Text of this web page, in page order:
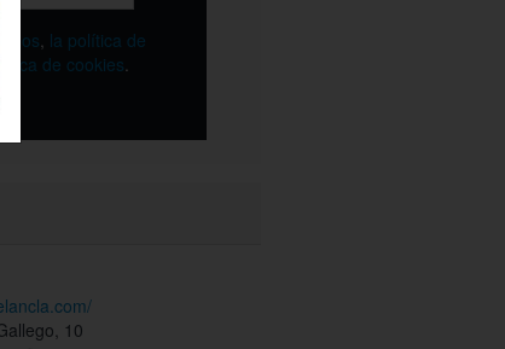
, la política de
de cookies.
10